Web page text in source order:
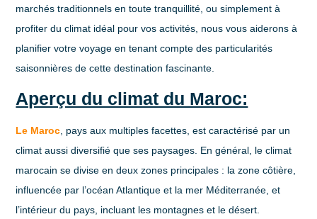
marchés traditionnels en toute tranquillité, ou simplement à
profiter du climat idéal pour vos activités, nous vous aiderons à
planifier votre voyage en tenant compte des particularités
saisonnières de cette destination fascinante.
Aperçu du climat du Maroc:
Le Maroc , pays aux multiples facettes, est caractérisé par un
climat aussi diversifié que ses paysages. En général, le climat
marocain se divise en deux zones principales : la zone côtière,
influencée par l’océan Atlantique et la mer Méditerranée, et
l’intérieur du pays, incluant les montagnes et le désert.